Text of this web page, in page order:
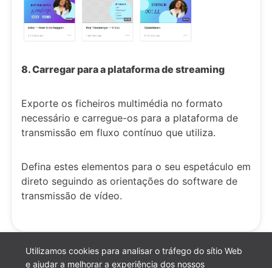
Utilizamos cookies para analisar o tráfego do sítio Web
e ajudar a melhorar a experiência dos nossos
8. Carregar para a plataforma de streaming
Exporte os ficheiros multimédia no formato
necessário e carregue-os para a plataforma de
transmissão em fluxo contínuo que utiliza.
Defina estes elementos para o seu espetáculo em
direto seguindo as orientações do software de
transmissão de vídeo.